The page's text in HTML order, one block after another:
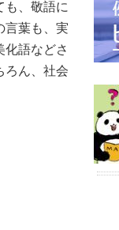
も、敬語に
言葉も、実
化語などさ
ろん、社会